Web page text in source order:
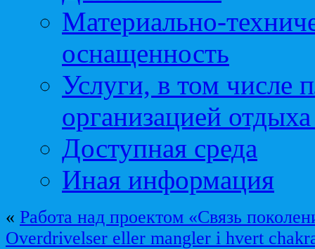
Материально-
оснащенность
Услуги, в том числе
организацией
Доступная среда
Иная информация
« Работа над проектом «Связь
Overdrivelser eller mangler i hvert